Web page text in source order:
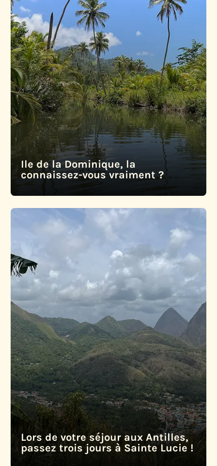
Ile de la Dominique, la
connaissez-vous vraiment ?
Lors de votre séjour aux Antilles,
passez trois jours à Sainte Lucie !